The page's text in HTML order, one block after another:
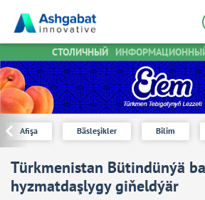
СТОЛИЧНЫЙ
Afişa Bäsleşikler Bilim
Türkmenistan Bütindünýä
hyzmatdaşlygy giňeldýär